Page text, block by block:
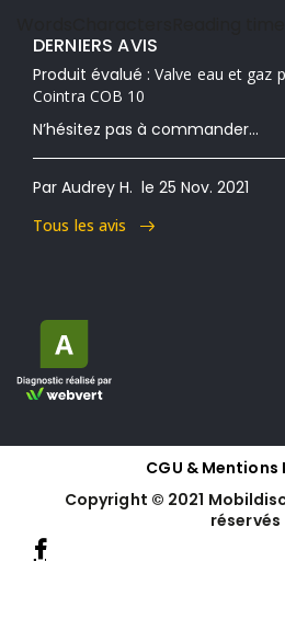
DERNIERS AVIS
Produit évalué : Valve eau et gaz
Cointra COB 10
N’hésitez pas à commander...
Par Audrey H. le 25 Nov. 2021
Tous les avis
CGU & Mentions
Copyright © 2021
réservés